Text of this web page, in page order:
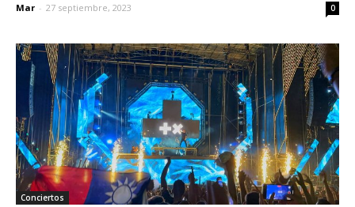
Mar - 27 septiembre, 2023 0
Conciertos